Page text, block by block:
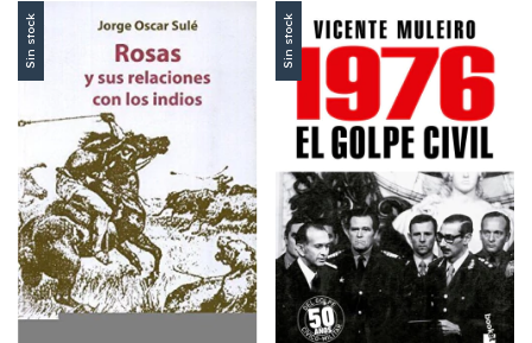
Sin stock Sin stock